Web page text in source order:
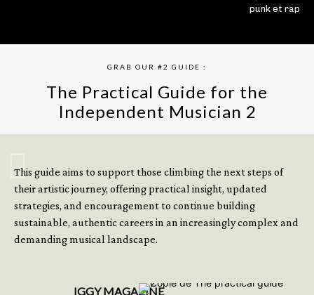
punk et rap
GRAB OUR #2 GUIDE :
The Practical Guide for the
Independent Musician 2
This guide aims to support those climbing the next steps of
their artistic journey, offering practical insight, updated
strategies, and encouragement to continue building
sustainable, authentic careers in an increasingly complex and
demanding musical landscape.
IGGY MAGAZINE